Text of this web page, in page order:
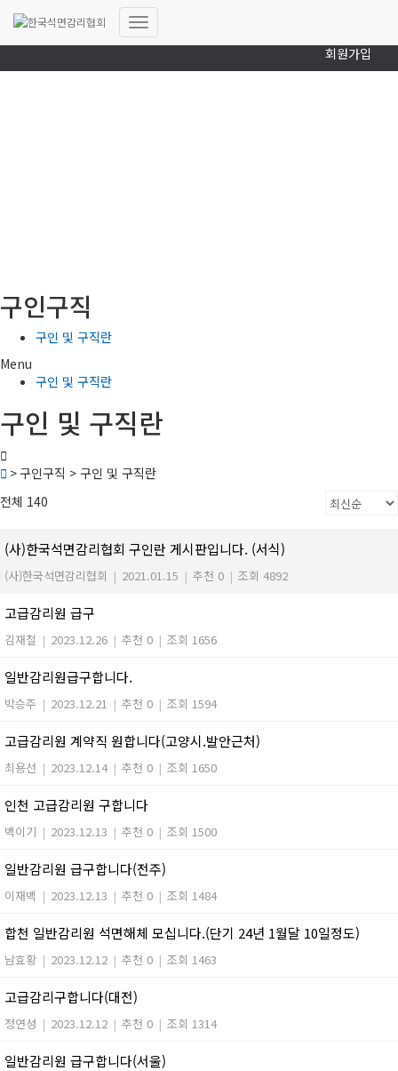
회원가입
내
게
구인구직
구인 및 구직란
Menu
구인 및 구직란
구인 및 구직란
> 구인구직 > 구인 및 구직란
전체 140
(사)한국석면감리협회 구인란 게시판입니다. (서식)
(사)한국석면감리협회 | 2021.01.15 | 추천 0 | 조회 4892
고급감리원 급구
김재철 | 2023.12.26 | 추천 0 | 조회 1656
일반감리원급구합니다.
박승주 | 2023.12.21 | 추천 0 | 조회 1594
고급감리원 계약직 원합니다(고양시.발안근처)
최용선 | 2023.12.14 | 추천 0 | 조회 1650
인천 고급감리원 구합니다
백이기 | 2023.12.13 | 추천 0 | 조회 1500
일반감리원 급구합니다(전주)
이재백 | 2023.12.13 | 추천 0 | 조회 1484
합천 일반감리원 석면해체 모십니다.(단기 24년 1월달 10일정도)
남효황 | 2023.12.12 | 추천 0 | 조회 1463
고급감리구합니다(대전)
정연성 | 2023.12.12 | 추천 0 | 조회 1314
일반감리원 급구합니다(서울)